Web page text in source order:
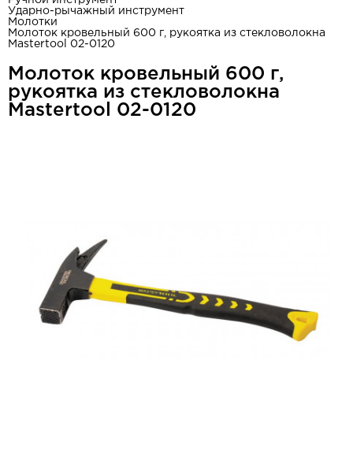
Ударно-рычажный инструмент
Молотки
Молоток кровельный 600 г, рукоятка из стекловолокна
Mastertool 02-0120
Молоток кровельный 600 г,
рукоятка из стекловолокна
Mastertool 02-0120